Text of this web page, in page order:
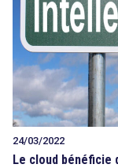
24/03/2022
Le cloud bénéficie